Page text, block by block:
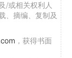
/或相关权利人
、摘编、复制及
，获得书面